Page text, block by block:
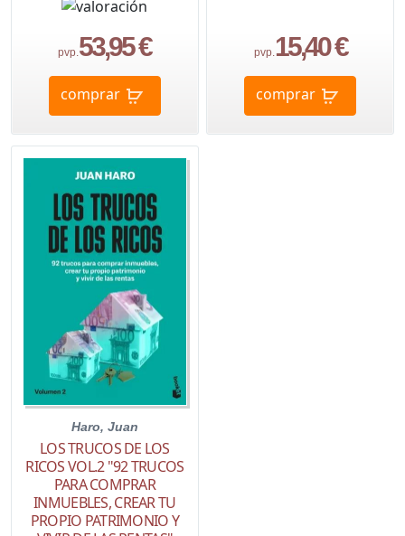
pvp.53,95 €
comprar
pvp.15,40 €
comprar
Haro, Juan
LOS TRUCOS DE LOS
RICOS VOL.2 "92 TRUCOS
PARA COMPRAR
INMUEBLES, CREAR TU
PROPIO PATRIMONIO Y